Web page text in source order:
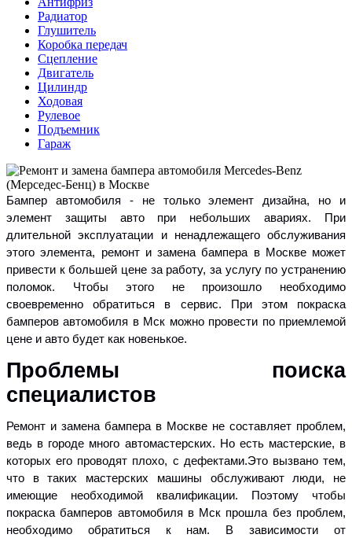
Радиатор
Глушитель
Коробка передач
Сцепление
Двигатель
Цилиндр
Ходовая
Рулевое
Подъемник
Гараж
Бампер автомобиля - не только элемент дизайна, но и
элемент защиты авто при небольших авариях. При
длительной эксплуатации и ненадлежащего обслуживания
этого элемента, ремонт и замена бампера в Москве может
привести к большей цене за работу, за услугу по устранению
поломок. Чтобы этого не произошло необходимо
своевременно обратиться в сервис. При этом покраска
бамперов автомобиля в Мск можно провести по приемлемой
цене и авто будет как новенькое.
Проблемы поиска
специалистов
Ремонт и замена бампера в Москве не составляет проблем,
ведь в городе много автомастерских. Но есть мастерские, в
которых его проводят плохо, с дефектами.Это вызвано тем,
что в таких мастерских машины обслуживают люди, не
имеющие необходимой квалификации. Поэтому чтобы
покраска бамперов автомобиля в Мск прошла без проблем,
необходимо обратиться к нам. В зависимости от